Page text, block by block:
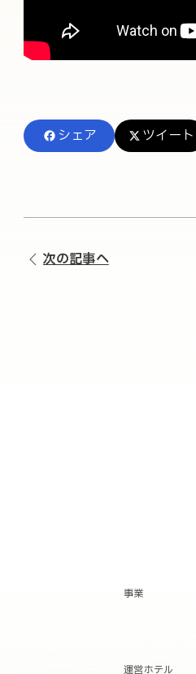
シェア ツイート
次の記事へ
事業
運営ホテル